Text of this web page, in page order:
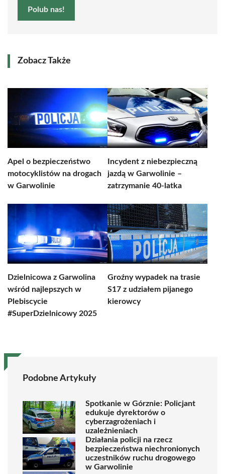
Polub nas!
Zobacz Także
Apel o bezpieczeństwo
motocyklistów na drogach
w Garwolinie
Incydent z niebezpieczną
jazdą w Garwolinie –
zatrzymanie 40-latka
Dzielnicowa z Garwolina
wśród najlepszych w
Plebiscycie
#SuperDzielnicowy 2025
Groźny wypadek na trasie
S17 z udziałem pijanego
kierowcy
Podobne Artykuły
Spotkanie w Górznie: Policjant
edukuje dyrektorów o
cyberzagrożeniach i
uzależnieniach
Działania policji na rzecz
bezpieczeństwa niechronionych
uczestników ruchu drogowego
w Garwolinie